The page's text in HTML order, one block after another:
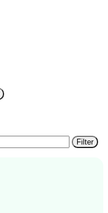
Filter